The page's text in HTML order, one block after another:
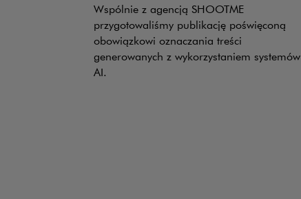
Wspólnie z agencją SHOOTME
przygotowaliśmy publikację poświęconą
obowiązkowi oznaczania treści
generowanych z wykorzystaniem systemów
AI.